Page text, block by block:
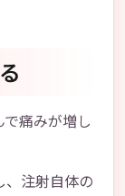
痛みが増し
、注射自体の